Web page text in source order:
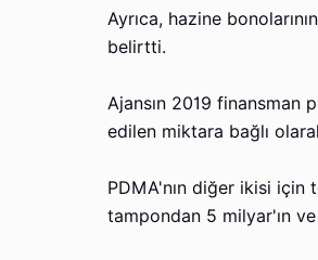
Ayrıca, hazine
belirtti.
Ajansın 2019 finansman
edilen miktara bağlı
PDMA'nın diğer ikisi
tampondan 5 milyar'ın ve